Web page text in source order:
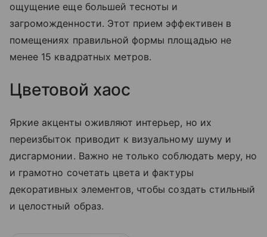
ощущение еще большей тесноты и
загроможденности. Этот прием эффективен в
помещениях правильной формы площадью не
менее 15 квадратных метров.
Цветовой хаос
Яркие акценты оживляют интерьер, но их
переизбыток приводит к визуальному шуму и
дисгармонии. Важно не только соблюдать меру, но
и грамотно сочетать цвета и фактуры
декоративных элементов, чтобы создать стильный
и целостный образ.